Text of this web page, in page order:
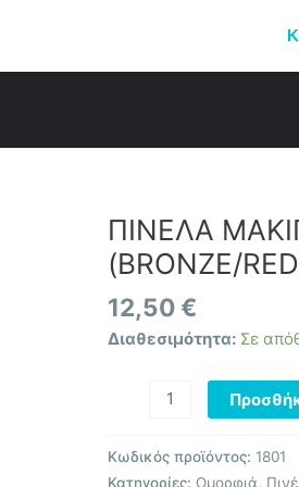
ΠΙΝΕΛΑ
(BRONZE/
12,50 €
Διαθεσιμότητα: Σε
ΠΙΝΕΛΑ
ΜΑΚΙΓΙΑΖ
ΣΕΤ
22
ΤΕΜΑΧΙΩΝ
(BRONZE/RED)
Κωδικός προϊόντος: 1801
Κατηγορίες: Ομορφιά,